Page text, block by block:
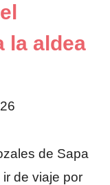
la aldea
de Sapa
de viaje por